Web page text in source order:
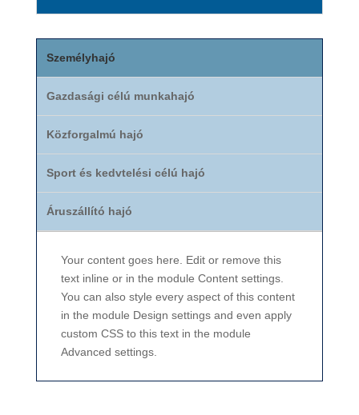
Személyhajó
Gazdasági célú munkahajó
Közforgalmú hajó
Sport és kedvtelési célú hajó
Áruszállító hajó
Your content goes here. Edit or remove this
text inline or in the module Content settings.
You can also style every aspect of this content
in the module Design settings and even apply
custom CSS to this text in the module
Advanced settings.